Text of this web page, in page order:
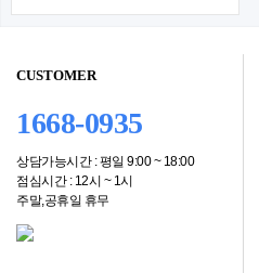
CUSTOMER
1668-0935
상담가능시간 : 평일 9:00 ~ 18:00
점심시간 : 12시 ~ 1시
주말,공휴일 휴무